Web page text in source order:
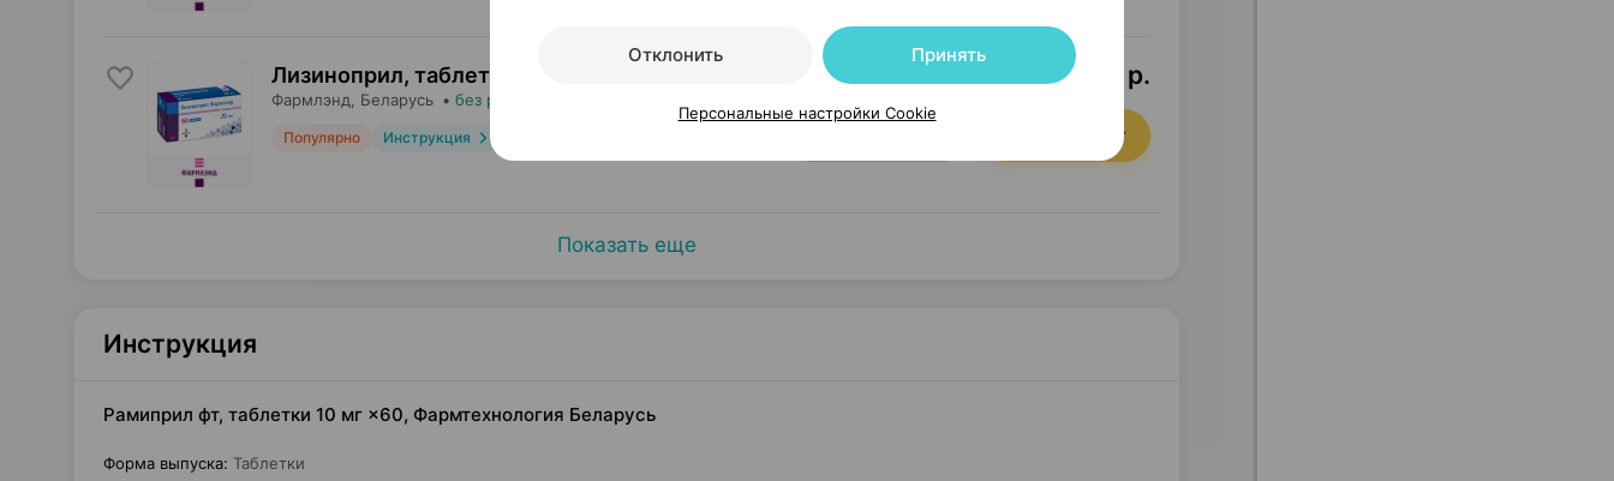
Лизиноприл, таблетки
Фармлэнд , Беларусь • без рецепта
Популярно Инструкция
10,11 — 14,07 р.
В корзину
Показать еще
Инструкция
Рамиприл фт, таблетки 10 мг ×60, Фармтехнология Беларусь
Форма выпуска: Таблетки
Отклонить Принять
Персональные настройки Cookie